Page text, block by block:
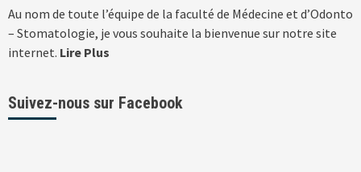
Au nom de toute l’équipe de la faculté de Médecine et d’Odonto
– Stomatologie, je vous souhaite la bienvenue sur notre site
internet. Lire Plus
Suivez-nous sur Facebook